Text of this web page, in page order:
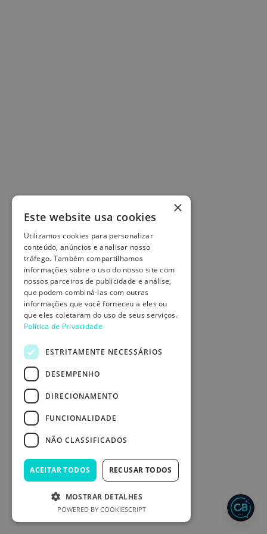
×
Este website usa cookies
Utilizamos cookies para personalizar
conteúdo, anúncios e analisar nosso
tráfego. Também compartilhamos
informações sobre o uso do nosso site com
nossos parceiros de publicidade e análise,
que podem combiná-las com outras
informações que você forneceu a eles ou
que eles coletaram do uso de seus serviços.
Política de Privacidade
ESTRITAMENTE NECESSÁRIOS
DESEMPENHO
DIRECIONAMENTO
FUNCIONALIDADE
NÃO CLASSIFICADOS
ACEITAR TODOS RECUSAR TODOS
MOSTRAR DETALHES
POWERED BY COOKIESCRIPT